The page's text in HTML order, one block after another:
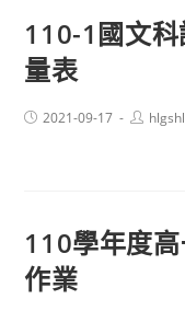
110-1國文
量表
Post2021-09-17
Post
110學年度
作業